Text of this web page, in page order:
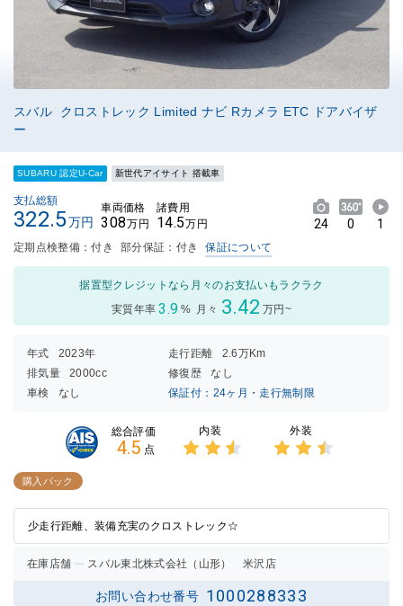
スバル クロストレック Limited ナビ Rカメラ ETC ドアバイザ
ー
SUBARU 認定U-Car 新世代アイサイト 搭載車
支払総額
322.5万円
車両価格
308万円
諸費用
14.5万円 24 0 1
定期点検整備：付き 部分保証：付き 保証について
据置型クレジットなら月々のお支払いもラクラク
実質年率 3.9 % 月々 3.42 万円~
年式 2023年 走行距離
2.6万Km
排気量
2000cc 修復歴
なし
車検
なし 保証付：24ヶ月・走行無制限
総合評価
4.5 点
内装 外装
購入パック
少走行距離、装備充実のクロストレック☆
在庫店舗 スバル東北株式会社（山形） 米沢店
お問い合わせ番号 1000288333